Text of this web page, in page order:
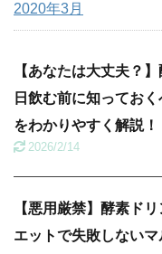
2020年3月
【あなたは大丈夫？
日飲む前に知ってお
をわかりやすく解説！
2026/2/14
【悪用厳禁】酵素ド
エットで失敗しない